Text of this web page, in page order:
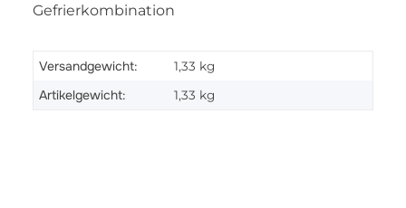
Gefrierkombination
Versandgewicht: 1,33 kg
Artikelgewicht: 1,33 kg